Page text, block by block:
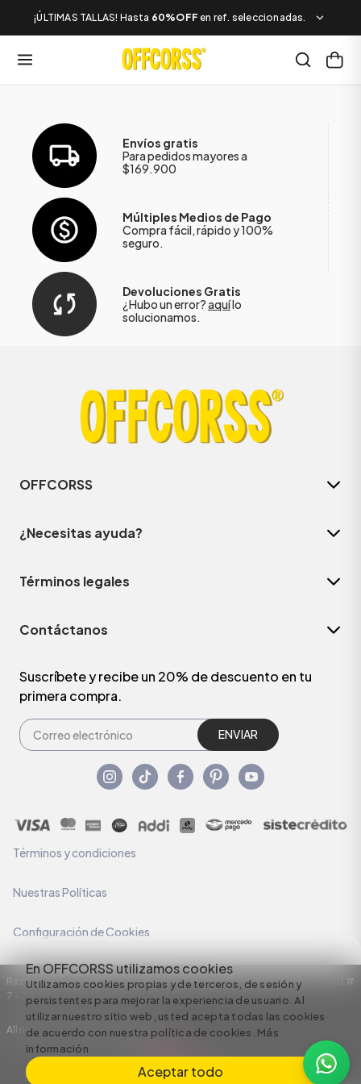
¡ÚLTIMAS TALLAS! Hasta 60%OFF en ref. seleccionadas.
En OFFCORSS utilizamos cookies
Utilizamos cookies propias y de terceros, de sesión y
persistentes para mejorar la experiencia de usuario. Al
utilizar nuestro sitio web, usted acepta todas las cookies
de acuerdo con nuestra política de cookies. Más
información
Aceptar todo
Envíos gratis
Para pedidos mayores a
$169.900
Múltiples Medios de Pago
Compra fácil, rápido y 100%
seguro.
Devoluciones Gratis
¿Hubo un error?aquílo
solucionamos.
OFFCORSS
¿Necesitas ayuda?
Términos legales
Contáctanos
Suscríbete y recibe un 20% de descuento en tu
primera compra.
ENVIAR
Términos y condiciones
Nuestras Políticas
Configuración de Cookies
Razón Social: C.I HERMECO S.A. NIT: 890924167-6 Dirección: Carrera 50 #
7 – 35
All rights reserved empowered by